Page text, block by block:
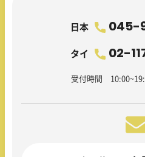
日本 045-
タイ 02-
受付時間